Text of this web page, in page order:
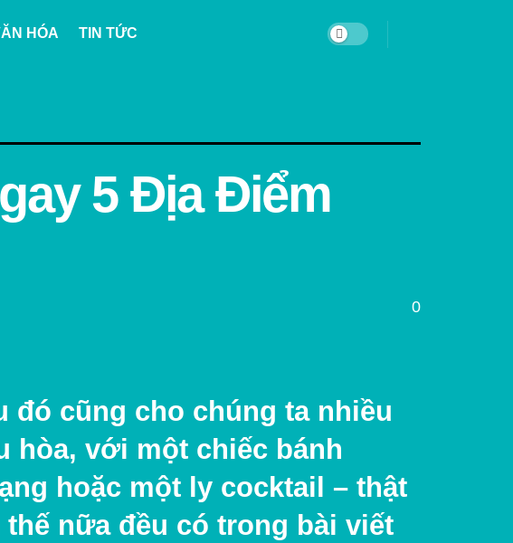
HÓA TIN TỨC
5 Địa Điểm
0
đó cũng cho chúng ta nhiều
hòa, với một chiếc bánh
hoặc một ly cocktail – thật
nữa đều có trong bài viết